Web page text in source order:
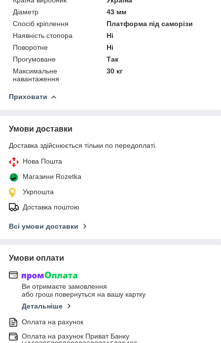
Діаметр
43 мм
Спосіб кріплення
Платформа під саморізи
Наявність стопора
Ні
Поворотне
Ні
Прогумоване
Так
Максимальне
навантаження
30 кг
Приховати
Умови доставки
Доставка здійснюється тільки по передоплаті.
Нова Пошта
Магазини Rozetka
Укрпошта
Доставка поштою
Всі умови доставки
Умови оплати
Ви отримаєте замовлення
або гроші повернуться на вашу картку
Детальніше
Оплата на рахунок
Оплата на рахунок Приват Банку